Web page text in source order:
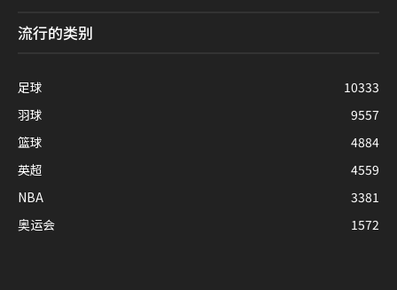
流行的类别
足球
10333
羽球
9557
篮球
4884
英超
4559
NBA
3381
奥运会
1572